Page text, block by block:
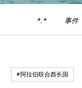
*.* 事件
#阿拉伯联合酋长国